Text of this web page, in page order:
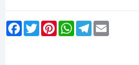
F
a
T
w
P
W
h
T
e